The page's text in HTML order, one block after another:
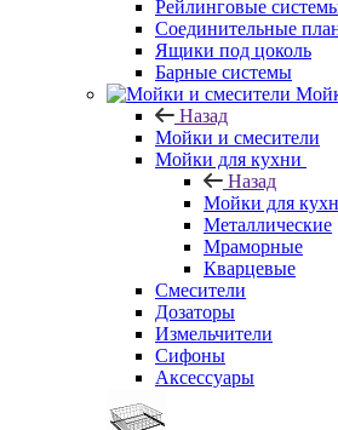
Рейлинговые
Соединительные
Ящики под цоколь
Барные системы
Назад
Мойки и смесители
Мойки для кухни
Назад
Мойки для
Металлические
Мраморные
Кварцевые
Смесители
Дозаторы
Измельчители
Сифоны
Аксессуары